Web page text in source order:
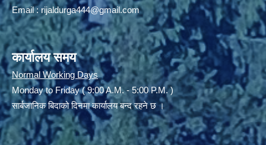
Email : rijaldurga444@gmail.com
कार्यालय समय
Normal Working Days
Monday to Friday ( 9:00 A.M. - 5:00 P.M. )
सार्बजानिक बिदाको दिनमा कार्यालय बन्द रहने छ ।